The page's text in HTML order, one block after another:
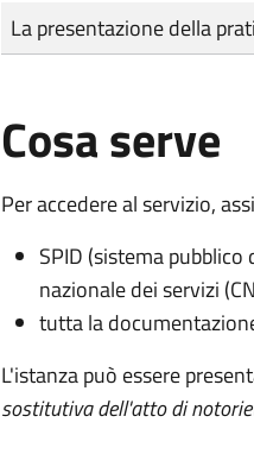
Tipo di pagamento
Importo
La presentazione della
Cosa serve
Per accedere al servizio,
SPID (sistema
nazionale dei servizi
tutta la
L'istanza può essere
sostitutiva dell'atto di